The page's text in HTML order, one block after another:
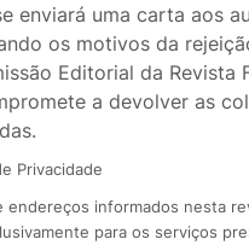
enviará uma carta aos
os motivos da
Editorial da Revista
a devolver as
Privacidade
endereços informados nesta
para os serviços